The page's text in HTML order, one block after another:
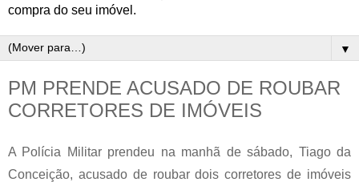
compra do seu imóvel.
▼
PM PRENDE ACUSADO DE ROUBAR
CORRETORES DE IMÓVEIS
A Polícia Militar prendeu na manhã de sábado, Tiago da
Conceição, acusado de roubar dois corretores de imóveis